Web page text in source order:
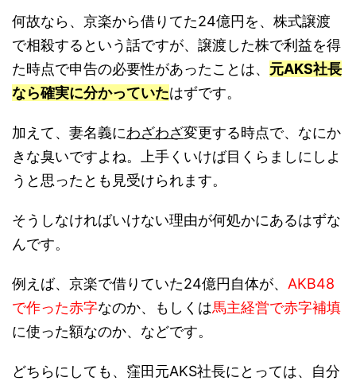
何故なら、京楽から借りてた24億円を、株式譲渡
で相殺するという話ですが、譲渡した株で利益を得
た時点で申告の必要性があったことは、 元AKS社長
なら確実に分かっていたはずです。
加えて、妻名義にわざわざ変更する時点で、なにか
きな臭いですよね。上手くいけば目くらましにしよ
うと思ったとも見受けられます。
そうしなければいけない理由が何処かにあるはずな
んです。
例えば、京楽で借りていた24億円自体が、 AKB48
で作った赤字なのか、もしくは馬主経営で赤字補填
に使った額なのか、などです。
どちらにしても、窪田元AKS社長にとっては、自分